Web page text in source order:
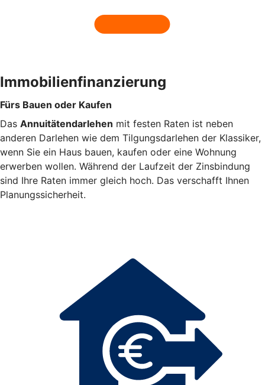
Immobilienfinanzierung
Fürs Bauen oder Kaufen
Das Annuitätendarlehen mit festen Raten ist neben
anderen Darlehen wie dem Tilgungsdarlehen der Klassiker,
wenn Sie ein Haus bauen, kaufen oder eine Wohnung
erwerben wollen. Während der Laufzeit der Zinsbindung
sind Ihre Raten immer gleich hoch. Das verschafft Ihnen
Planungssicherheit.